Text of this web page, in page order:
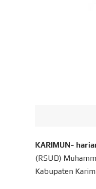
KARIMUN-
(RSUD)
Kabupaten